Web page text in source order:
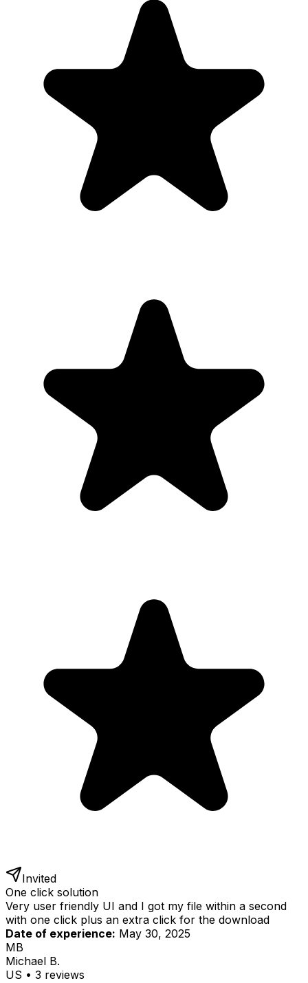
Invited
One click solution
Very user friendly UI and I got my file within a second
with one click plus an extra click for the download
Date of experience: May 30, 2025
MB
Michael B.
US • 3 reviews